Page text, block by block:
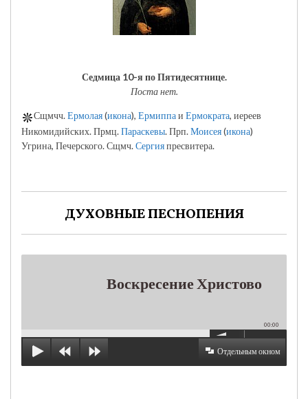
Седмица 10-я по Пятидесятнице.
Поста нет.
Сщмчч.Ермолая(икона), Ермиппаи Ермократа, иереев
Никомидийских. Прмц.Параскевы. Прп.Моисея(икона)
Угрина, Печерского. Сщмч.Сергияпресвитера.
ДУХОВНЫЕ ПЕСНОПЕНИЯ
Воскресение Христово
00:00
Отдельным окном